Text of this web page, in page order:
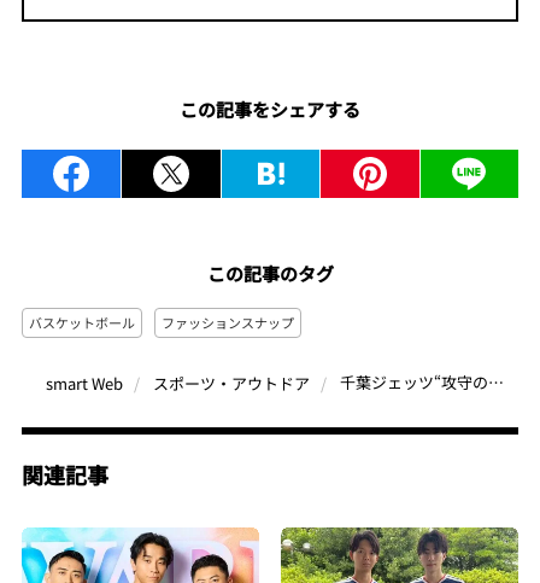
この記事をシェアする
この記事のタグ
バスケットボール ファッションスナップ
smart Web スポーツ・アウトドア 千葉ジェッツ“攻守の要”の私服を公開！ 原修太＆田代直希が語る「楽さ」と「遊び心」あふれるおしゃれ事情
関連記事